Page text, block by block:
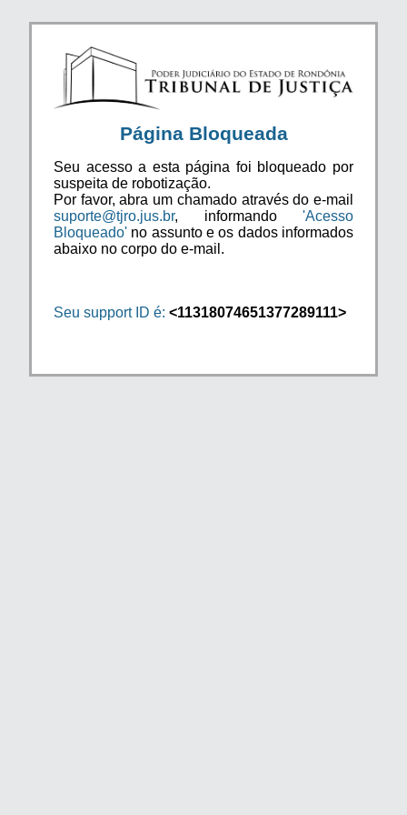
Página Bloqueada
Seu acesso a esta página foi bloqueado por
suspeita de robotização.
Por favor, abra um chamado através do e-mail
suporte@tjro.jus.br, informando 'Acesso
Bloqueado' no assunto e os dados informados
abaixo no corpo do e-mail.
Seu support ID é: <11318074651377289111>